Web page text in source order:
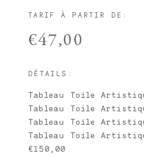
TARIF À PARTIR DE:
€47,00
DÉTAILS:
Tableau Toile
Tableau Toile
Tableau Toile
Tableau Toile
€150,00